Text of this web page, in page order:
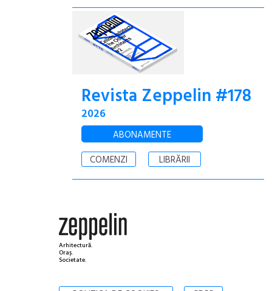
Revista Zeppelin #178
2026
ABONAMENTE
COMENZI
LIBRĂRII
Arhitectură.
Oraș.
Societate.